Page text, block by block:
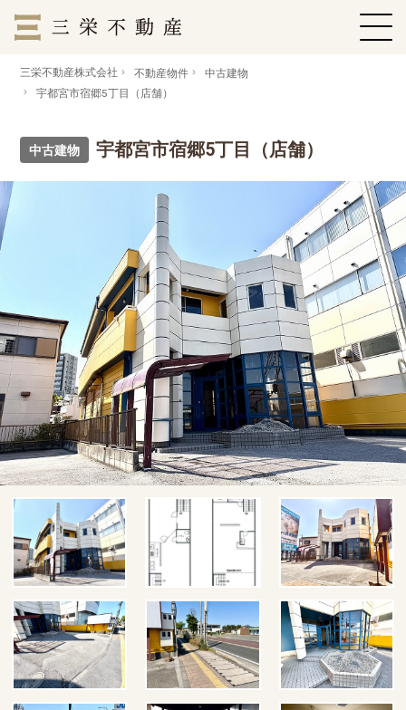
三栄不動産株式会社 不動産物件
中古建物
宇都宮市宿郷5丁目（店舗）
中古建物 宇都宮市宿郷5丁目（店舗）